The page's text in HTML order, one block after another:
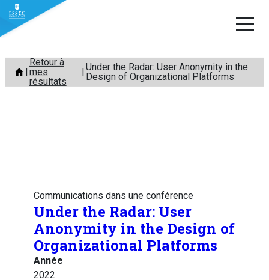
Aller
contenu
Retour à
mes
résultats
Under the Radar: User Anonymity in the
Design of Organizational Platforms
Communications dans une conférence
Under the Radar: User
Anonymity in the Design of
Organizational Platforms
Année
2022